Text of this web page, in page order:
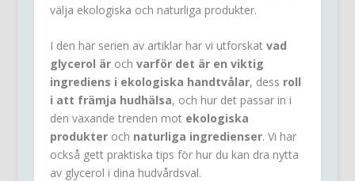
välja ekologiska och naturliga produkter.
I den här serien av artiklar har vi utforskat vad
glycerol äroch varför det är en viktig
ingrediens i ekologiska handtvålar, dess roll
i att främja hudhälsa, och hur det passar in i
den växande trenden mot ekologiska
produkteroch naturliga ingredienser. Vi har
också gett praktiska tips för hur du kan dra nytta
av glycerol i dina hudvårdsval.